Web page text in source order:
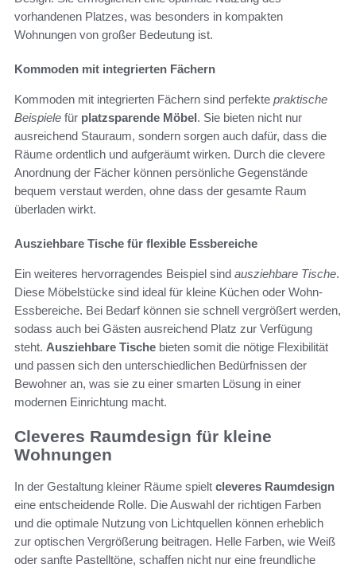
vorhandenen Platzes, was besonders in kompakten
Wohnungen von großer Bedeutung ist.
Kommoden mit integrierten Fächern
Kommoden mit integrierten Fächern sind perfekte praktische
Beispiele für platzsparende Möbel. Sie bieten nicht nur
ausreichend Stauraum, sondern sorgen auch dafür, dass die
Räume ordentlich und aufgeräumt wirken. Durch die clevere
Anordnung der Fächer können persönliche Gegenstände
bequem verstaut werden, ohne dass der gesamte Raum
überladen wirkt.
Ausziehbare Tische für flexible Essbereiche
Ein weiteres hervorragendes Beispiel sind ausziehbare Tische.
Diese Möbelstücke sind ideal für kleine Küchen oder Wohn-
Essbereiche. Bei Bedarf können sie schnell vergrößert werden,
sodass auch bei Gästen ausreichend Platz zur Verfügung
steht. Ausziehbare Tische bieten somit die nötige Flexibilität
und passen sich den unterschiedlichen Bedürfnissen der
Bewohner an, was sie zu einer smarten Lösung in einer
modernen Einrichtung macht.
Cleveres Raumdesign für kleine
Wohnungen
In der Gestaltung kleiner Räume spielt cleveres Raumdesign
eine entscheidende Rolle. Die Auswahl der richtigen Farben
und die optimale Nutzung von Lichtquellen können erheblich
zur optischen Vergrößerung beitragen. Helle Farben, wie Weiß
oder sanfte Pastelltöne, schaffen nicht nur eine freundliche